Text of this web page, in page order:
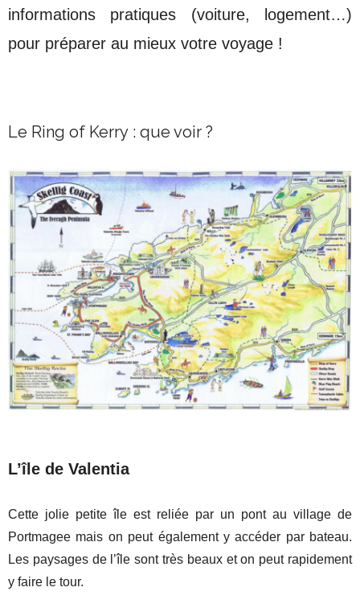
informations pratiques (voiture, logement…)
pour préparer au mieux votre voyage !
Le Ring of Kerry : que voir ?
L’île de Valentia
Cette jolie petite île est reliée par un pont au village de
Portmagee mais on peut également y accéder par bateau.
Les paysages de l’île sont très beaux et on peut rapidement
y faire le tour.